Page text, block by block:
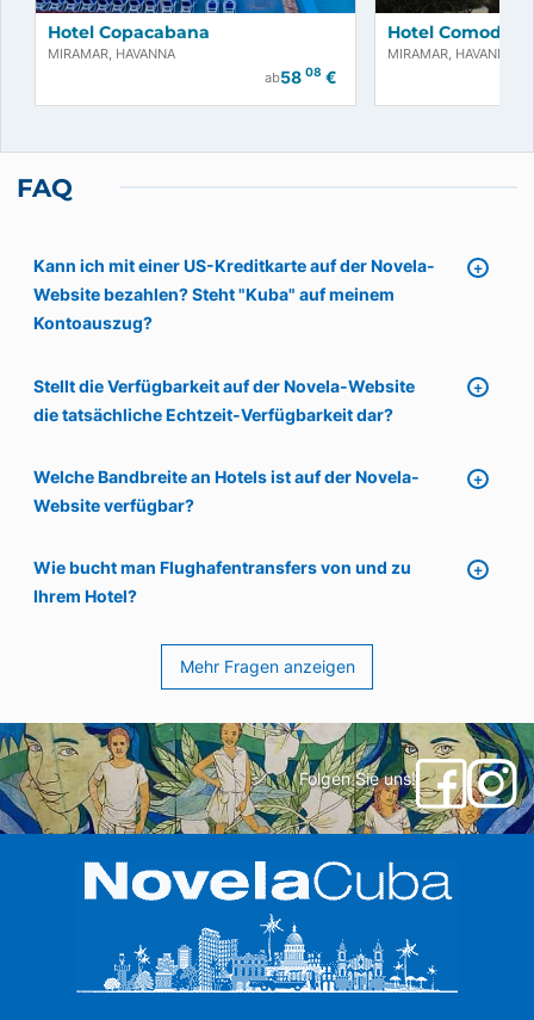
Hotel Copacabana
MIRAMAR, HAVANNA
ab58 08 €
Hotel Comodoro
MIRAMAR, HAVANNA
FAQ
Kann ich mit einer US-Kreditkarte auf der Novela-
Website bezahlen? Steht "Kuba" auf meinem
Kontoauszug?
Stellt die Verfügbarkeit auf der Novela-Website
die tatsächliche Echtzeit-Verfügbarkeit dar?
Welche Bandbreite an Hotels ist auf der Novela-
Website verfügbar?
Wie bucht man Flughafentransfers von und zu
Ihrem Hotel?
Mehr Fragen anzeigen
Folgen Sie uns!